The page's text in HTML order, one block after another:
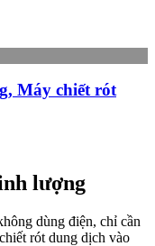
Máy chiết rót
lượng
dùng điện, chỉ cần
rót dung dịch vào